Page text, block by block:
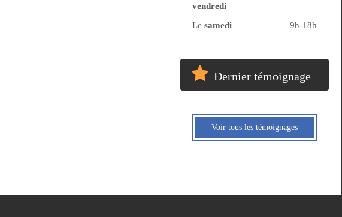
vendredi
Lesamedi 9h-18h
Dernier témoignage
Voir tous les témoignages